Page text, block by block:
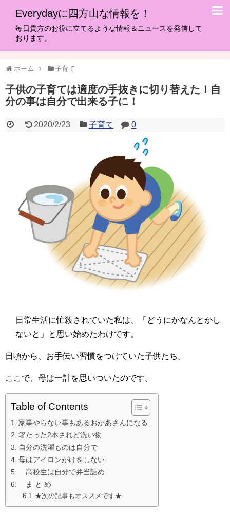
Everydayに四方山な情報を！
毎日貴方のお役に立てるような情報＆ニュースを発信して
おります。
ホーム 子育て
子供の子育ては適度の手抜きに切り替えた！自
分の事は自分で出来る子に！
2020/2/23 子育て 0
日常生活に忙殺されていた私は、「どうにかなんとかし
ないと」と思い始めたわけです。
日頃から、お手伝い習慣をつけていた子供たち。
ここで、母は一計を思いついたのです。
Table of Contents
家事やらない事もあるおかあさんになる
箸たった2本されど洗い物
自分の洗濯ものは自分で
母はアイロンがけをしない
高校生は自分で弁当詰め
ま と め
★次の記事もオススメです★